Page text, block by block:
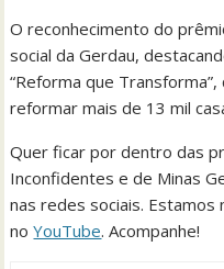
O reconhecimento do
social da Gerdau,
“Reforma que
reformar mais de 13 mil
Quer ficar por dentro das
Inconfidentes e de Minas
nas redes sociais. Estamos
noYouTube. Acompanhe!